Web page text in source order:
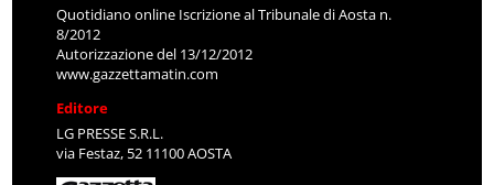
Quotidiano online Iscrizione al Tribunale di Aosta n.
8/2012
Autorizzazione del 13/12/2012
www.gazzettamatin.com
Editore
LG PRESSE S.R.L.
via Festaz, 52 11100 AOSTA